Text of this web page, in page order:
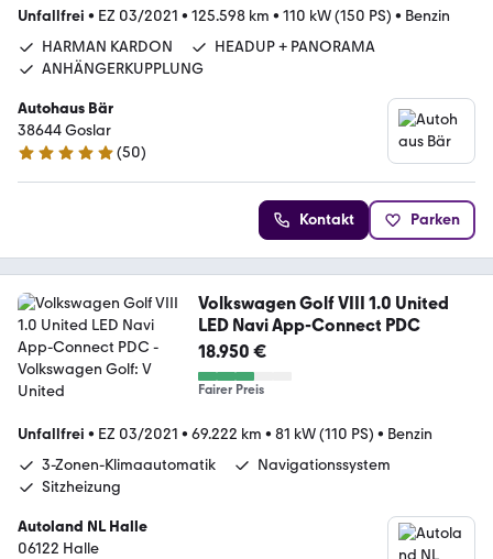
Unfallfrei • EZ 03/2021 • 125.598 km • 110 kW (150 PS) • Benzin
HARMAN KARDON
HEADUP + PANORAMA
ANHÄNGERKUPPLUNG
Autohaus Bär
38644 Goslar
4.9 Sterne
(50)
Kontakt Parken
Volkswagen Golf VIII 1.0 United
LED Navi App-Connect PDC
18.950 €
Fairer Preis
Unfallfrei • EZ 03/2021 • 69.222 km • 81 kW (110 PS) • Benzin
3-Zonen-Klimaautomatik
Navigationssystem
Sitzheizung
Autoland NL Halle
06122 Halle